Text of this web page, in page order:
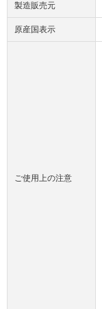
製造販売元
原産国表示
ご使用上の注意